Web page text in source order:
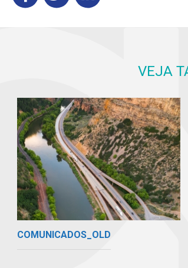
VEJA
COMUNICADOS_OLD